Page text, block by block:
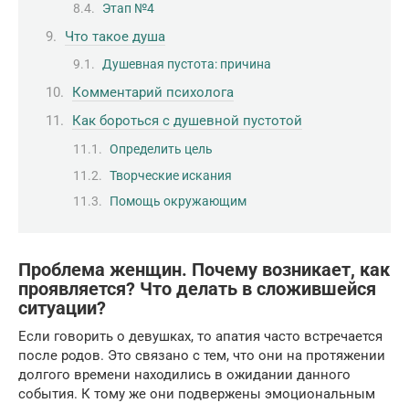
Этап №4
Что такое душа
Душевная пустота: причина
Комментарий психолога
Как бороться с душевной пустотой
Определить цель
Творческие искания
Помощь окружающим
Проблема женщин. Почему возникает, как
проявляется? Что делать в сложившейся
ситуации?
Если говорить о девушках, то апатия часто встречается
после родов. Это связано с тем, что они на протяжении
долгого времени находились в ожидании данного
события. К тому же они подвержены эмоциональным